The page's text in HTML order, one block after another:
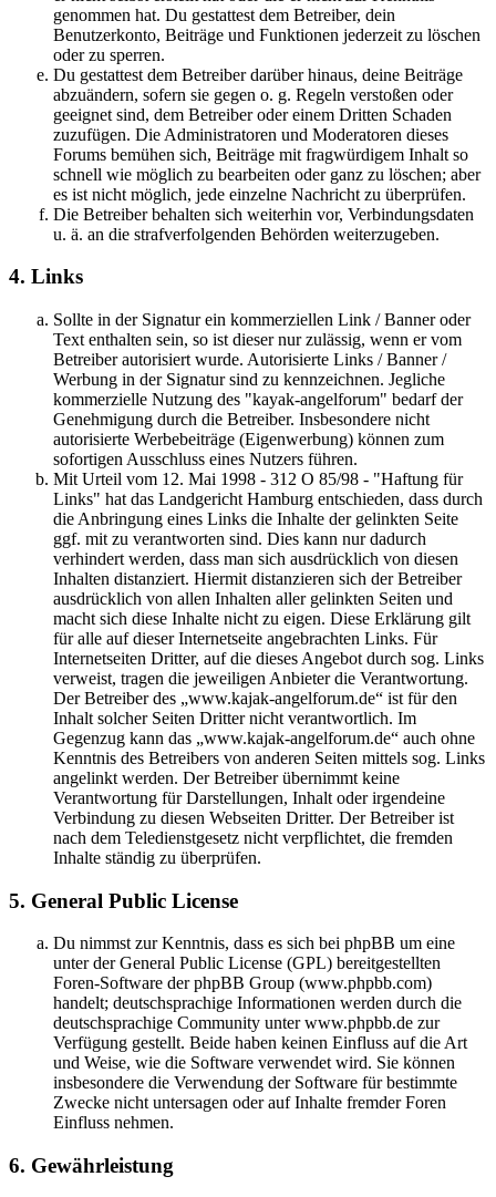
genommen hat. Du gestattest dem Betreiber, dein
Benutzerkonto, Beiträge und Funktionen jederzeit zu löschen
oder zu sperren.
Du gestattest dem Betreiber darüber hinaus, deine Beiträge
abzuändern, sofern sie gegen o. g. Regeln verstoßen oder
geeignet sind, dem Betreiber oder einem Dritten Schaden
zuzufügen. Die Administratoren und Moderatoren dieses
Forums bemühen sich, Beiträge mit fragwürdigem Inhalt so
schnell wie möglich zu bearbeiten oder ganz zu löschen; aber
es ist nicht möglich, jede einzelne Nachricht zu überprüfen.
Die Betreiber behalten sich weiterhin vor, Verbindungsdaten
u. ä. an die strafverfolgenden Behörden weiterzugeben.
4. Links
Sollte in der Signatur ein kommerziellen Link / Banner oder
Text enthalten sein, so ist dieser nur zulässig, wenn er vom
Betreiber autorisiert wurde. Autorisierte Links / Banner /
Werbung in der Signatur sind zu kennzeichnen. Jegliche
kommerzielle Nutzung des "kayak-angelforum" bedarf der
Genehmigung durch die Betreiber. Insbesondere nicht
autorisierte Werbebeiträge (Eigenwerbung) können zum
sofortigen Ausschluss eines Nutzers führen.
Mit Urteil vom 12. Mai 1998 - 312 O 85/98 - "Haftung für
Links" hat das Landgericht Hamburg entschieden, dass durch
die Anbringung eines Links die Inhalte der gelinkten Seite
ggf. mit zu verantworten sind. Dies kann nur dadurch
verhindert werden, dass man sich ausdrücklich von diesen
Inhalten distanziert. Hiermit distanzieren sich der Betreiber
ausdrücklich von allen Inhalten aller gelinkten Seiten und
macht sich diese Inhalte nicht zu eigen. Diese Erklärung gilt
für alle auf dieser Internetseite angebrachten Links. Für
Internetseiten Dritter, auf die dieses Angebot durch sog. Links
verweist, tragen die jeweiligen Anbieter die Verantwortung.
Der Betreiber des „www.kajak-angelforum.de“ ist für den
Inhalt solcher Seiten Dritter nicht verantwortlich. Im
Gegenzug kann das „www.kajak-angelforum.de“ auch ohne
Kenntnis des Betreibers von anderen Seiten mittels sog. Links
angelinkt werden. Der Betreiber übernimmt keine
Verantwortung für Darstellungen, Inhalt oder irgendeine
Verbindung zu diesen Webseiten Dritter. Der Betreiber ist
nach dem Teledienstgesetz nicht verpflichtet, die fremden
Inhalte ständig zu überprüfen.
5. General Public License
Du nimmst zur Kenntnis, dass es sich bei phpBB um eine
unter der General Public License (GPL) bereitgestellten
Foren-Software der phpBB Group (www.phpbb.com)
handelt; deutschsprachige Informationen werden durch die
deutschsprachige Community unter www.phpbb.de zur
Verfügung gestellt. Beide haben keinen Einfluss auf die Art
und Weise, wie die Software verwendet wird. Sie können
insbesondere die Verwendung der Software für bestimmte
Zwecke nicht untersagen oder auf Inhalte fremder Foren
Einfluss nehmen.
6. Gewährleistung